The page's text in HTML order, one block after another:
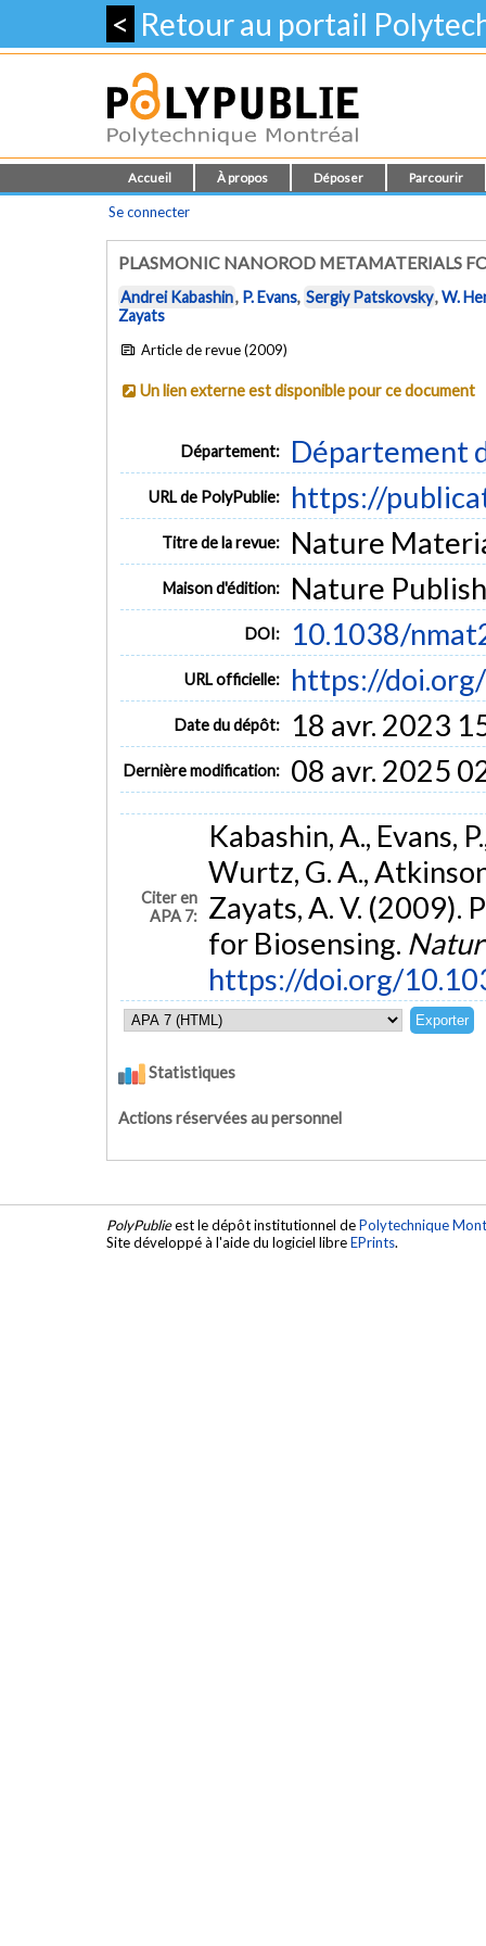
< Retour au portail
Accueil À propos Déposer Parcourir
Se connecter
PLASMONIC NANOROD METAMATERIALS
Andrei Kabashin, P. Evans, Sergiy Patskovsky,W.
Zayats
Article de revue (2009)
Un lien externe est disponible pour ce document
Département: Département
URL de PolyPublie: https://
Titre de la revue: Nature
Maison d'édition: Nature
DOI: 10.1038/
URL officielle: https://
Date du dépôt: 18 avr. 2023
Dernière modification: 08 avr. 2025
Citer en
APA 7:
Kabashin, A., Evans,
Wurtz, G. A.,
Zayats, A. V. (2009).
for Biosensing.
https://doi.org/
Statistiques
Actions réservées au personnel
PolyPublieest le dépôt institutionnel dePolytechnique
Site développé à l'aide du logiciel libreEPrints.